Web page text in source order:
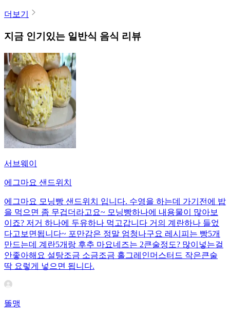
더보기
지금 인기있는 일반식 음식 리뷰
서브웨이
에그마요 샌드위치
에그마요 모닝빵 샌드위치 입니다. 수영을 하는데 가기전에 밥
을 먹으면 좀 무겁더라고요~ 모닝빵하나에 내용물이 많아보
이죠? 저거 하나에 두유하나 먹고갑니다 거의 계란하나 들었
다고보면됩니다~ 포만감은 정말 엄청나구요 레시피는 빵5개
만드는데 계란5개랑 후추 마요네즈는 2큰술정도? 많이넣는걸
안좋아해요 설탕조금 소금조금 홀그레인머스터드 작은큰술
딱 요렇게 넣으면 됩니다.
똘맹